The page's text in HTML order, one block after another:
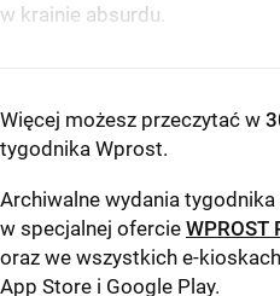
w krainie absurdu.
Więcej możesz przeczytać w
tygodnika Wprost.
Archiwalne wydania
w specjalnej ofercie WPROST
oraz we wszystkich e-
App Store i Google Play.